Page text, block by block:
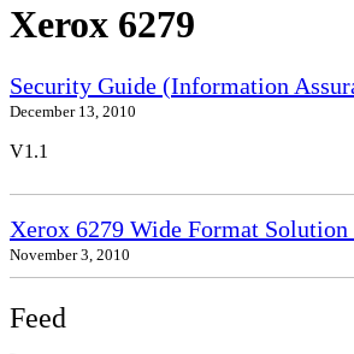
Xerox 6279
Security Guide (Information
December 13, 2010
V1.1
Xerox 6279 Wide Format
November 3, 2010
Feed